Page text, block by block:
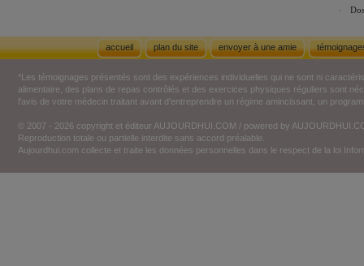
accueil plan du site envoyer à une amie
*Les témoignages présentés sont des expériences individuelles qui ne sont ni
alimentaire, des plans de repas contrôlés et des exercices physiques réguliers sont
l'avis de votre médecin traitant avant d'entreprendre un régime amincissant, un
© 2007 - 2026 copyright et éditeur AUJOURDHUI.COM / powered by
Reproduction totale ou partielle interdite sans accord préalable.
Aujourdhui.com collecte et traite les données personnelles dans le respect de la loi